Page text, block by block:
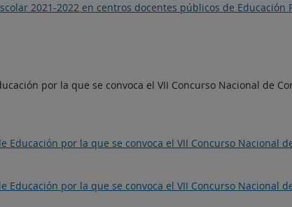
2021-2022 en centros docentes públicos de Educación
por la que se convoca el VII Concurso Nacional de
por la que se convoca el VII Concurso Nacional
por la que se convoca el VII Concurso Nacional